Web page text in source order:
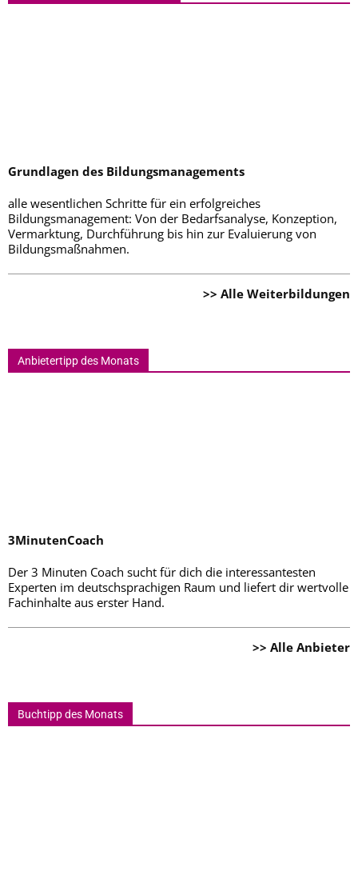
Grundlagen des Bildungsmanagements
alle wesentlichen Schritte für ein erfolgreiches
Bildungsmanagement: Von der Bedarfsanalyse, Konzeption,
Vermarktung, Durchführung bis hin zur Evaluierung von
Bildungsmaßnahmen.
>> Alle Weiterbildungen
Anbietertipp des Monats
3MinutenCoach
Der 3 Minuten Coach sucht für dich die interessantesten
Experten im deutschsprachigen Raum und liefert dir wertvolle
Fachinhalte aus erster Hand.
>> Alle Anbieter
Buchtipp des Monats